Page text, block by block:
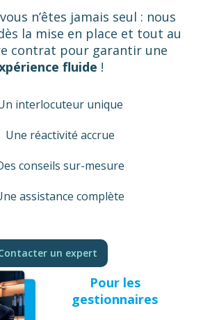
n’êtes jamais seul : nous
la mise en place et tout au
contrat pour garantir une
fluide !
interlocuteur unique
Une réactivité accrue
conseils sur-mesure
assistance complète
un expert
Pour les
gestionnaires